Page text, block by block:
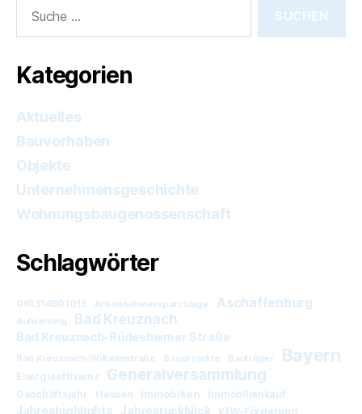
nach:
Kategorien
Aktuelles
Bauvorhaben
Objekte
Unternehmensgeschichte
Wohnungsbaugenossenschaft
Schlagwörter
061314901015 Arbeitnehmersparzulage Aschaffenburg
Aufwertung Bad Kreuznach
Bad Kreuznach-Rüdesheimer Straße
Bad Kreuznach-Wilhelmstraße Bauprojekte Bauträger Bayern
Energieeffizienz Generalversammlung
Geschäftsjahr Hessen Immobilien Immobilienkauf
Jahreshighlights Jahresrückblick KfW-Förderung